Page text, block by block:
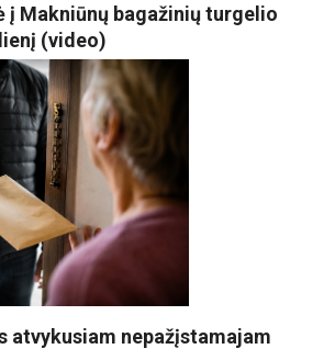
į Makniūnų bagažinių turgelio
(video)
atvykusiam nepažįstamajam